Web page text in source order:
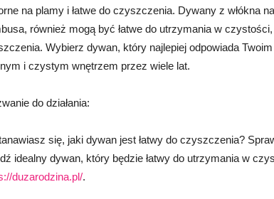
na plamy i łatwe do czyszczenia. Dywany z włókna
również mogą być łatwe do utrzymania w
Wybierz dywan, który najlepiej odpowiada
i czystym wnętrzem przez wiele lat.
do działania:
się, jaki dywan jest łatwy do czyszczenia?
idealny dywan, który będzie łatwy do utrzymania w
duzarodzina.pl/.